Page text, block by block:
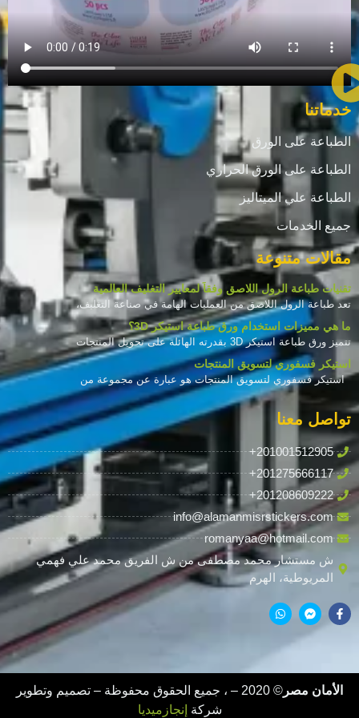
خدماتنا
الطباعة على الورق
الطباعة على الورق الحراري
الطباعة علي الميتاليز
جميع الخدمات
مقالات متنوعة
تقنيات طباعة الرول اللاصق وفقاً لمعايير التغليف العالمية
تعد طباعة الرول اللاصق من العمليات الهامة في صناعة التغليف،
ما هي مميزات استخدام ورق طباعة استيكر 3D؟
تتميز ورق طباعة استيكر 3D بقدرته الهائلة على تحويل المنتجات
استيكر فسفوري لتسويق المنتجات
استيكر فسفوري لتسويق المنتجات هو عبارة عن مجموعة من
تواصل معنا
+201001512905
+201275666117
+201208609222
info@alamanmisrstickers.com
romanyaa@hotmail.com
ش مستشار محمد مصطفى من ش الفريق محمد علي فهمي
المريوطية، الهرم
الأمان مصر © 2020 –
، جميع الحقوق محفوظة – تصميم وتطوير
شركة إنجازميديا